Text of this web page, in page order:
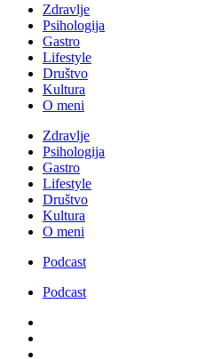
Zdravlje
Psihologija
Gastro
Lifestyle
Društvo
Kultura
O meni
Zdravlje
Psihologija
Gastro
Lifestyle
Društvo
Kultura
O meni
Podcast
Podcast